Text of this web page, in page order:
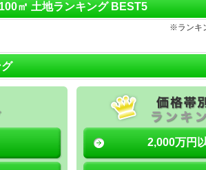
㎡ 土地ランキング BEST5
※ランキ
2,000万円